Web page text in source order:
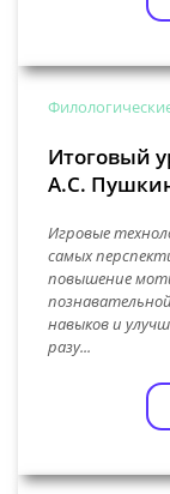
Итоговый
А.С.
Игровые
самых
повышение
навыков и
разу...